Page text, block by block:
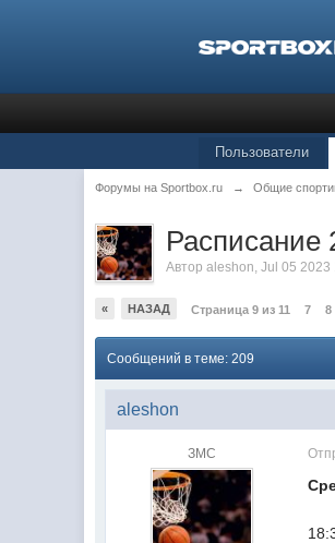
Пользователи
Форумы на Sportbox.ru → Общие
Авторaleshon,Jul 05 2023
« НАЗАД Страница 9 из 11 7 8
Сообщений в теме: 209
aleshon
ЗМС